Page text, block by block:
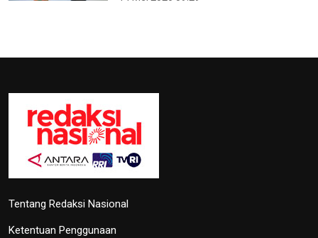
Tentang Redaksi Nasional
Ketentuan Penggunaan